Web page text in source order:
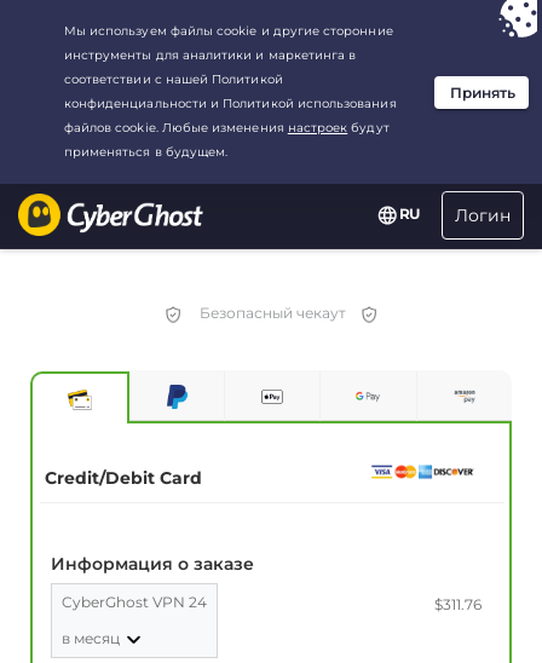
RU Логин
Ваш выбор:Лучшая сделкадля3.3333333333333-год at$
месяц
Безопасный чекаут
Credit/Debit Card
Информация о заказе
CyberGhost VPN 24
в месяц
$311.76